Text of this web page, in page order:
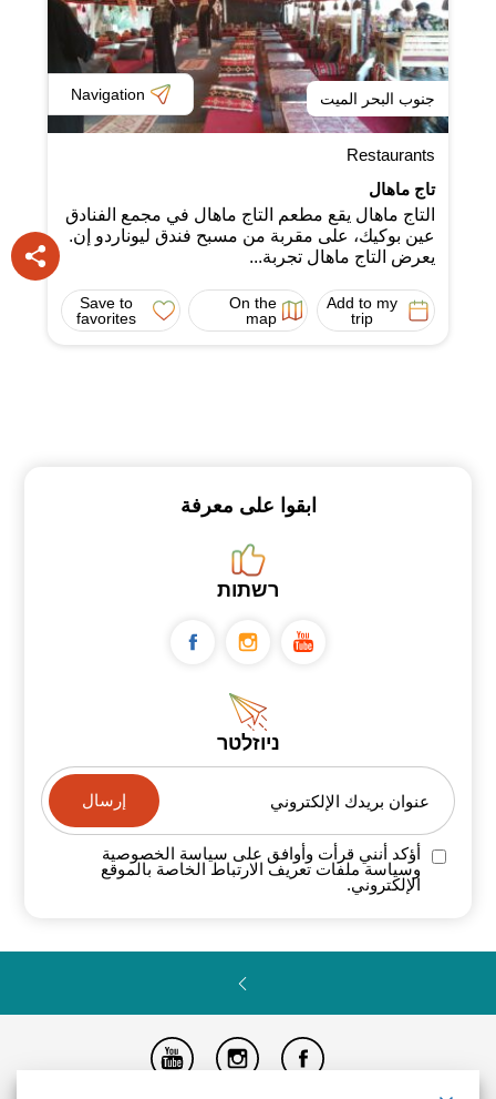
جنوب البحر الميت Navigation
Restaurants
تاج ماهال
التاج ماهال يقع مطعم التاج ماهال في مجمع الفنادق
عين بوكيك، على مقربة من مسبح فندق ليوناردو إن.
يعرض التاج ماهال تجربة...
Add to my
trip
On the
map
Save to
favorites
ابقوا على معرفة
רשתות
ניוזלטר
عنوان بريدك الإلكتروني
أؤكد أنني قرأت وأوافق على سياسة الخصوصية
وسياسة ملفات تعريف الارتباط الخاصة بالموقع
الإلكتروني.